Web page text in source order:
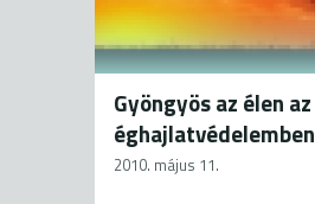
Gyöngyös az élen az
éghajlatvédelemben
2010. május 11.